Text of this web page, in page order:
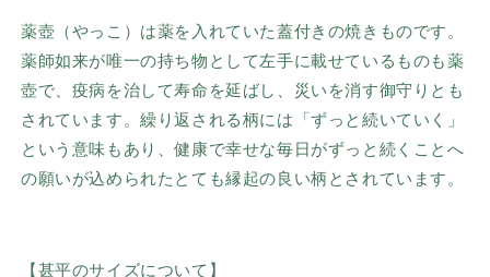
薬壺（やっこ）は薬を入れていた蓋付きの焼きものです。
薬師如来が唯一の持ち物として左手に載せているものも薬
壺で、疫病を治して寿命を延ばし、災いを消す御守りとも
されています。繰り返される柄には「ずっと続いていく」
という意味もあり、健康で幸せな毎日がずっと続くことへ
の願いが込められたとても縁起の良い柄とされています。
【甚平のサイズについて】